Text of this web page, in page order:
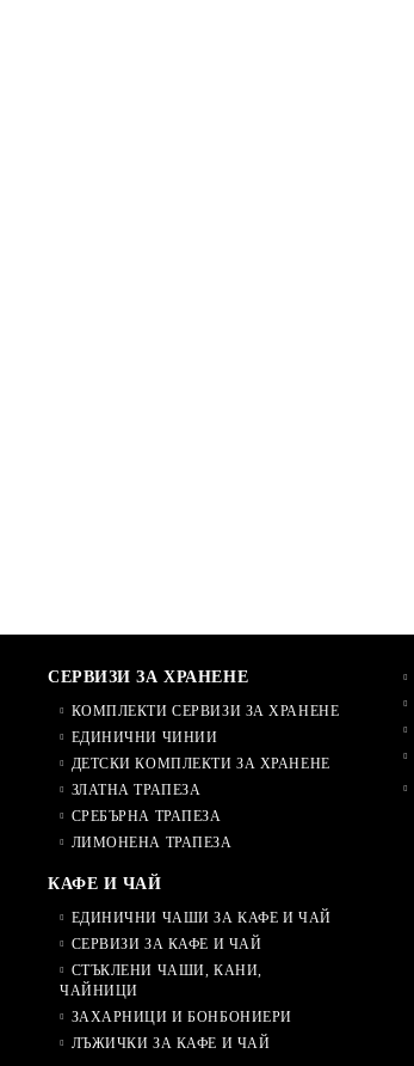
СЕРВИЗИ ЗА ХРАНЕНЕ
КОМПЛЕКТИ СЕРВИЗИ ЗА ХРАНЕНЕ
ЕДИНИЧНИ ЧИНИИ
ДЕТСКИ КОМПЛЕКТИ ЗА ХРАНЕНЕ
ЗЛАТНА ТРАПЕЗА
СРЕБЪРНА ТРАПЕЗА
ЛИМОНЕНА ТРАПЕЗА
КАФЕ И ЧАЙ
ЕДИНИЧНИ ЧАШИ ЗА КАФЕ И ЧАЙ
СЕРВИЗИ ЗА КАФЕ И ЧАЙ
СТЪКЛЕНИ ЧАШИ, КАНИ,
ЧАЙНИЦИ
ЗАХАРНИЦИ И БОНБОНИЕРИ
ЛЪЖИЧКИ ЗА КАФЕ И ЧАЙ